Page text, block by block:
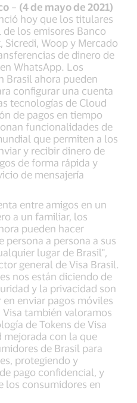
– (4 de mayo de 2021)
hoy que los titulares
los emisores Banco
Sicredi, Woop y Mercado
de dinero de
WhatsApp. Los
Brasil ahora pueden
configurar una cuenta
tecnologías de Cloud
de pagos en tiempo
funcionalidades de
que permiten a los
y recibir dinero de
de forma rápida y
de mensajería
entre amigos en un
a un familiar, los
pueden hacer
persona a persona a sus
lugar de Brasil",
general de Visa Brasil.
nos están diciendo de
y la privacidad son
enviar pagos móviles
también valoramos
de Tokens de Visa
mejorada con la que
de Brasil para
protegiendo y
pago confidencial, y
los consumidores en